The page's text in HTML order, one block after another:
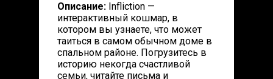
Описание: Infliction —
интерактивный кошмар, в
котором вы узнаете, что может
таиться в самом обычном доме в
спальном районе. Погрузитесь в
историю некогда счастливой
семьи, читайте письма и